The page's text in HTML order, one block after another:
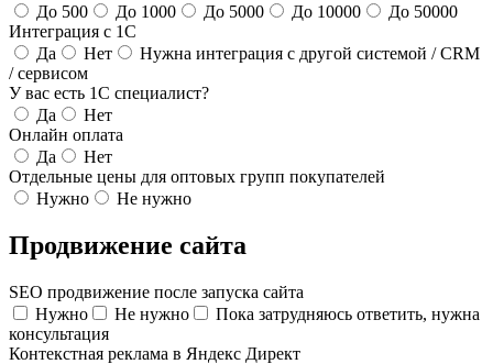
До 500
До 1000 До 5000 До 10000
До 50000
Интеграция с 1С
Да
Нет
Нужна интеграция с другой системой / CRM
/ сервисом
У вас есть 1С специалист?
Да
Нет
Онлайн оплата
Да
Нет
Отдельные цены для оптовых групп покупателей
Нужно
Не нужно
Продвижение сайта
SEO продвижение после запуска сайта
Нужно
Не нужно
Пока затрудняюсь ответить, нужна
консультация
Контекстная реклама в Яндекс Директ